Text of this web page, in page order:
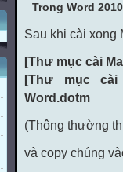
Trong Word 2010
Sau khi cài xong
[Thư mục cài
[Thư mục cài
Word.dotm
(Thông thường
và copy chúng